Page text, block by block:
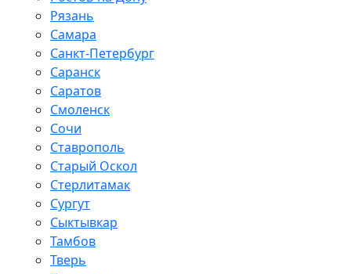
Рязань
Самара
Санкт-Петербург
Саранск
Саратов
Смоленск
Сочи
Ставрополь
Старый Оскол
Стерлитамак
Сургут
Сыктывкар
Тамбов
Тверь